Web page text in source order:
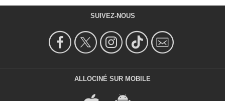
SUIVEZ-NOUS
ALLOCINÉ SUR MOBILE